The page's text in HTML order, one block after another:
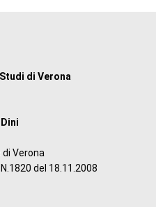
di Verona
Verona
del 18.11.2008